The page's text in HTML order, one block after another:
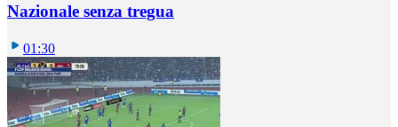
Nazionale senza tregua
01:30